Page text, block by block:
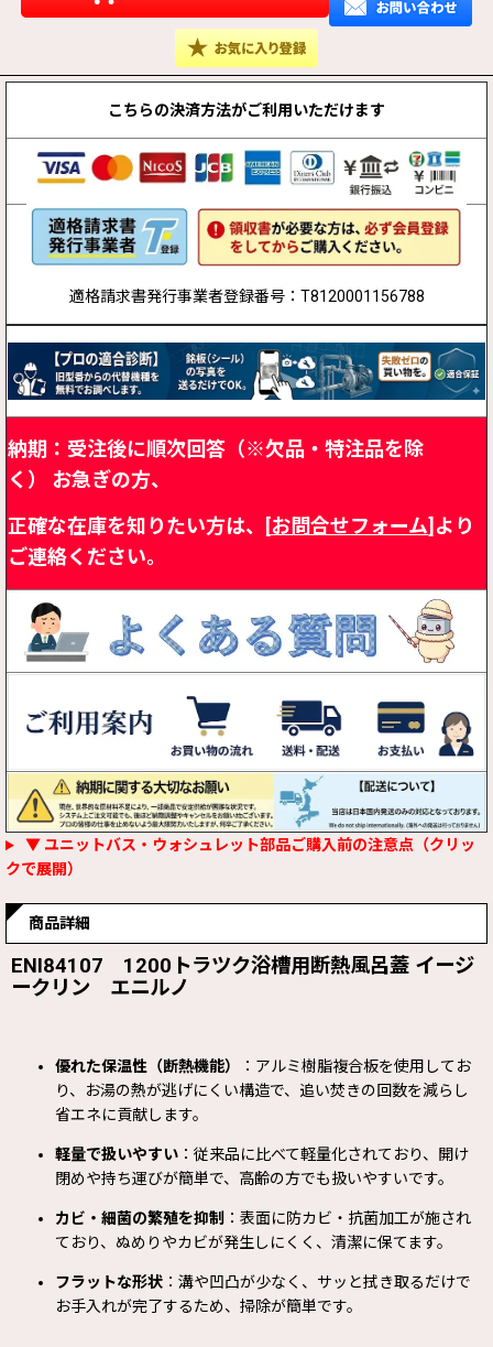
こちらの決済方法がご利用いただけます
適格請求書発行事業者登録番号：T8120001156788
納期：受注後に順次回答（※欠品・特注品を除
く）
お急ぎの方、
正確な在庫を知りたい方は、[お問合せフォーム]より
ご連絡ください。
▼ ユニットバス・ウォシュレット部品ご購入前の注意点（クリッ
クで展開）
商品詳細
ENI84107 1200トラツク浴槽用断熱風呂蓋 イージ
ークリン エニルノ
優れた保温性（断熱機能）
：アルミ樹脂複合板を使用してお
り、お湯の熱が逃げにくい構造で、追い焚きの回数を減らし
省エネに貢献します。
軽量で扱いやすい ：従来品に比べて軽量化されており、開け
閉めや持ち運びが簡単で、高齢の方でも扱いやすいです。
カビ・細菌の繁殖を抑制 ：表面に防カビ・抗菌加工が施され
ており、ぬめりやカビが発生しにくく、清潔に保てます。
フラットな形状 ：溝や凹凸が少なく、サッと拭き取るだけで
お手入れが完了するため、掃除が簡単です。